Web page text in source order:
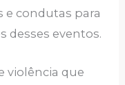
e condutas para
desses eventos.
violência que